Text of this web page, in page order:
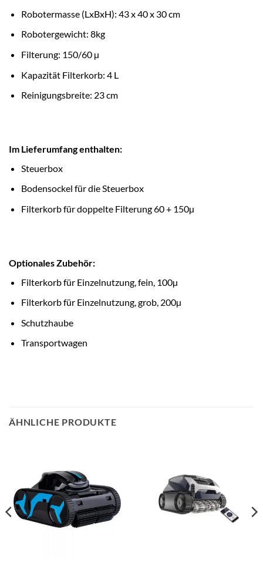
Robotermasse (LxBxH): 43 x 40 x 30 cm
Robotergewicht: 8kg
Filterung: 150/60 µ
Kapazität Filterkorb: 4 L
Reinigungsbreite: 23 cm
Im Lieferumfang enthalten:
Steuerbox
Bodensockel für die Steuerbox
Filterkorb für doppelte Filterung 60 + 150µ
Optionales Zubehör:
Filterkorb für Einzelnutzung, fein, 100µ
Filterkorb für Einzelnutzung, grob, 200µ
Schutzhaube
Transportwagen
ÄHNLICHE PRODUKTE